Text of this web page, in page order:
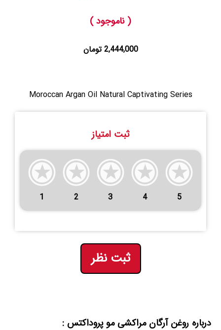
( ناموجود )
2,444,000 تومان
Moroccan Argan Oil Natural Captivating Series
ثبت امتیاز
1 2 3 4 5
ثبت نظر
درباره روغن آرگان مراکشی مو پروداکتس :